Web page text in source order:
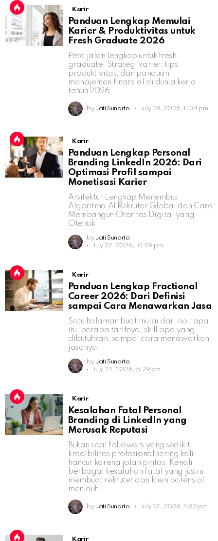
Karir
Panduan Lengkap Memulai
Karier & Produktivitas untuk
Fresh Graduate 2026
Peta jalan lengkap untuk fresh
graduate: Strategi karier, tips
produktivitas, dan panduan
manajemen finansial di dunia kerja
tahun 2026.
by Jati Sunarto July 28, 2026, 11:34 pm
Karir
Panduan Lengkap Personal
Branding LinkedIn 2026: Dari
Optimasi Profil sampai
Monetisasi Karier
Arsitektur Lengkap Menembus
Algoritma AI Rekruter Global dan Cara
Membangun Otoritas Digital yang
Otentik
by Jati Sunarto
July 27, 2026, 10:59 pm
Karir
Panduan Lengkap Fractional
Career 2026: Dari Definisi
sampai Cara Menawarkan Jasa
Satu halaman buat mulai dari nol: apa
itu, berapa tarifnya, skill apa yang
dibutuhkan, sampai cara menawarkan
jasanya.
by Jati Sunarto
July 24, 2026, 5:29 pm
Karir
Kesalahan Fatal Personal
Branding di LinkedIn yang
Merusak Reputasi
Bukan soal followers yang sedikit,
kredibilitas profesional sering kali
hancur karena jalan pintas. Kenali
berbagai kesalahan fatal yang justru
membuat rekruter dan klien potensial
menjauh.
by Jati Sunarto July 27, 2026, 4:32 pm
Karir